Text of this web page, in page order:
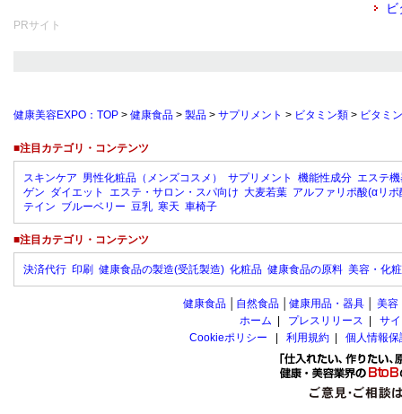
PRサイト
健康美容EXPO：TOP > 健康食品 > 製品 > サプリメント > ビタミン類 > ビタミ
■注目カテゴリ・コンテンツ
スキンケア 男性化粧品（メンズコスメ） サプリメント 機能性成分 エステ
ゲン ダイエット エステ・サロン・スパ向け 大麦若葉 アルファリポ酸(αリポ
テイン ブルーベリー 豆乳 寒天 車椅子
■注目カテゴリ・コンテンツ
決済代行 印刷 健康食品の製造(受託製造) 化粧品 健康食品の原料 美容・化
健康食品 自然食品 健康用品・器具 美容
ホーム
プレスリリース
サ
Cookieポリシー
利用規約 個人情報